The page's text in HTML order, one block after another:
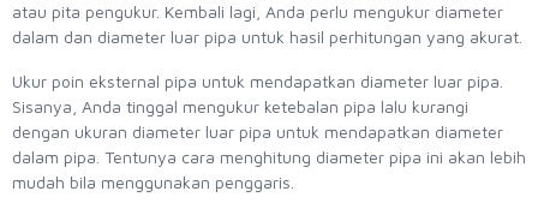
atau pita pengukur. Kembali lagi, Anda perlu mengukur diameter
dalam dan diameter luar pipa untuk hasil perhitungan yang akurat.
Ukur poin eksternal pipa untuk mendapatkan diameter luar pipa.
Sisanya, Anda tinggal mengukur ketebalan pipa lalu kurangi
dengan ukuran diameter luar pipa untuk mendapatkan diameter
dalam pipa. Tentunya cara menghitung diameter pipa ini akan lebih
mudah bila menggunakan penggaris.